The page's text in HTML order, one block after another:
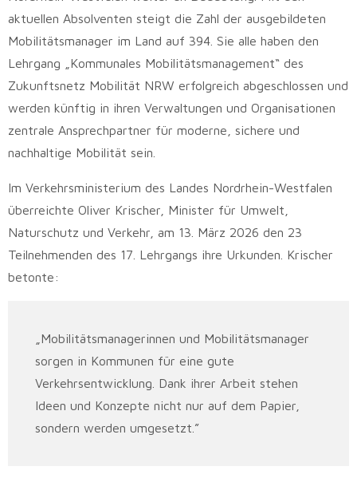
aktuellen Absolventen steigt die Zahl der ausgebildeten
Mobilitätsmanager im Land auf 394. Sie alle haben den
Lehrgang „Kommunales Mobilitätsmanagement“ des
Zukunftsnetz Mobilität NRW erfolgreich abgeschlossen und
werden künftig in ihren Verwaltungen und Organisationen
zentrale Ansprechpartner für moderne, sichere und
nachhaltige Mobilität sein.
Im Verkehrsministerium des Landes Nordrhein-Westfalen
überreichte Oliver Krischer, Minister für Umwelt,
Naturschutz und Verkehr, am 13. März 2026 den 23
Teilnehmenden des 17. Lehrgangs ihre Urkunden. Krischer
betonte:
„Mobilitätsmanagerinnen und Mobilitätsmanager
sorgen in Kommunen für eine gute
Verkehrsentwicklung. Dank ihrer Arbeit stehen
Ideen und Konzepte nicht nur auf dem Papier,
sondern werden umgesetzt.”